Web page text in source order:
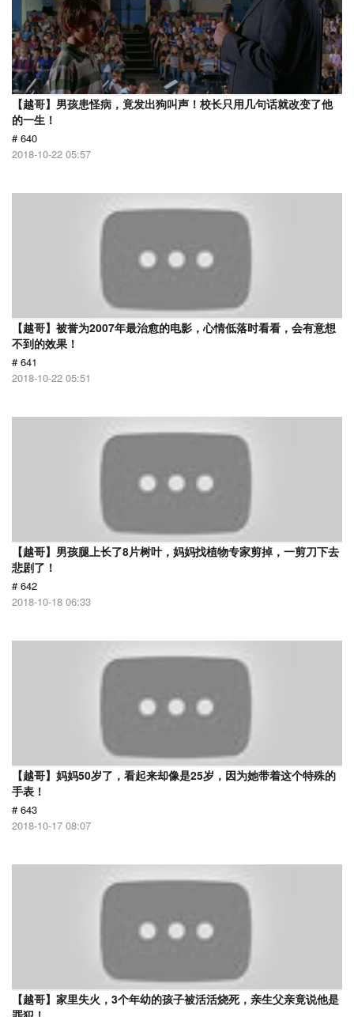
【越哥】男孩患怪病，竟发出狗叫声！校长只用几句话就改变了他
的一生！
# 640
2018-10-22 05:57
【越哥】被誉为2007年最治愈的电影，心情低落时看看，会有意想
不到的效果！
# 641
2018-10-22 05:51
【越哥】男孩腿上长了8片树叶，妈妈找植物专家剪掉，一剪刀下去
悲剧了！
# 642
2018-10-18 06:33
【越哥】妈妈50岁了，看起来却像是25岁，因为她带着这个特殊的
手表！
# 643
2018-10-17 08:07
【越哥】家里失火，3个年幼的孩子被活活烧死，亲生父亲竟说他是